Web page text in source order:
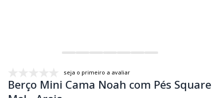
seja o primeiro a avaliar
Berço Mini Cama Noah com Pés Square